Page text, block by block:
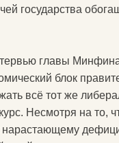
государства
главы Минфина
блок
всё тот же
Несмотря на то,
нарастающему